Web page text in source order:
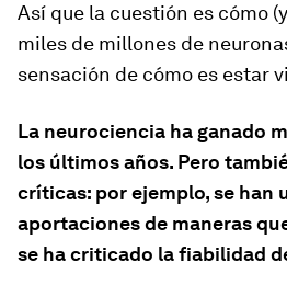
Así que la cuestión es cómo
miles de millones de
sensación de cómo es estar
La neurociencia ha ganado
los últimos años. Pero
críticas: por ejemplo, se han
aportaciones de maneras
se ha criticado la fiabilidad